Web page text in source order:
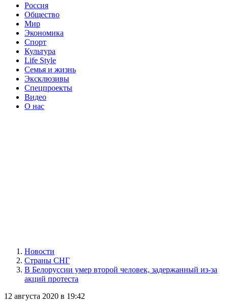
Россия
Общество
Мир
Экономика
Спорт
Культура
Life Style
Семья и жизнь
Эксклюзивы
Спецпроекты
Видео
О нас
Новости
Страны СНГ
В Белоруссии умер второй человек, задержанный из-за
акций протеста
12 августа 2020 в 19:42